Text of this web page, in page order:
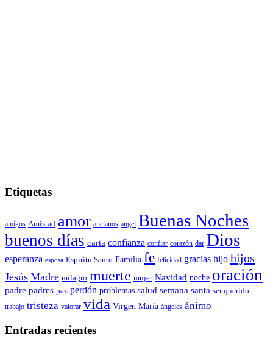
Etiquetas
amigos Amistad amor ancianos angel Buenas Noches
buenos días carta confianza confiar corazón dar Dios
esperanza esposa Espíritu Santo Familia fe felicidad gracias hijo hijos
Jesús Madre milagro muerte mujer Navidad noche oración
padre padres paz perdón problemas salud semana santa ser querido
trabajo tristeza valorar vida Virgen María ángeles ánimo
Entradas recientes